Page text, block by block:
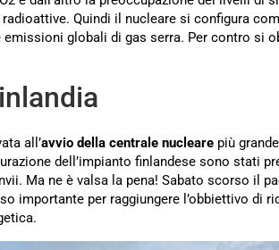
Quindi il nucleare si configura
globali di gas serra. Per contro si
all’avvio della centrale nucleare più
dell’impianto finlandese sono stati
Ma ne è valsa la pena! Sabato scorso il
importante per raggiungere l’obbiettivo di